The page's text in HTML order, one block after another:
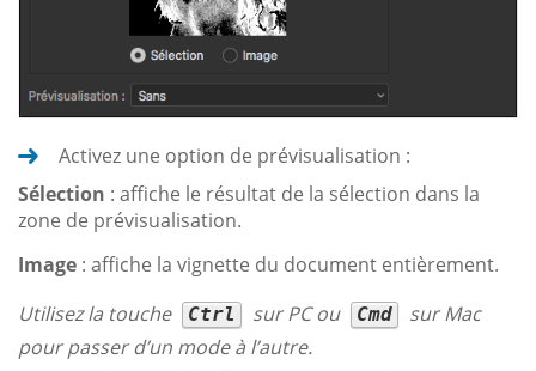
Activez une option de prévisualisation :
Sélection : affiche le résultat de la sélection dans la
zone de prévisualisation.
Image : affiche la vignette du document entièrement.
Utilisez la touche
Ctrl sur PC ou Cmd
sur Mac
pour passer d’un mode à l’autre.